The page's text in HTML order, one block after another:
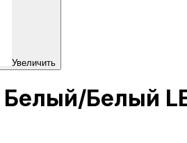
Увеличить
Белый/Белый